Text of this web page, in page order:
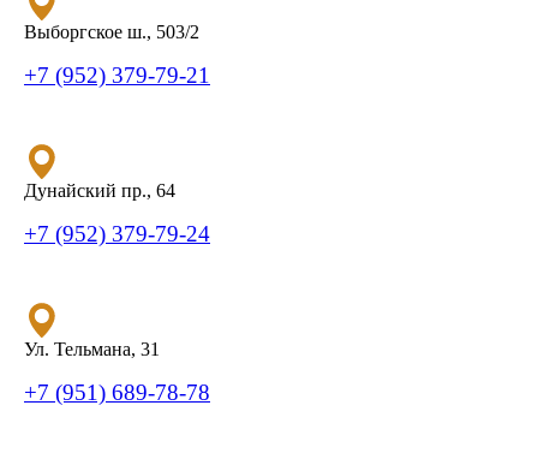
Выборгское ш., 503/2
+7 (952) 379-79-21
Дунайский пр., 64
+7 (952) 379-79-24
Ул. Тельмана, 31
+7 (951) 689-78-78